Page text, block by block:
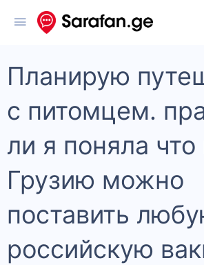
Планирую
с питомцем.
ли я поняла
Грузию можно
поставить
российскую